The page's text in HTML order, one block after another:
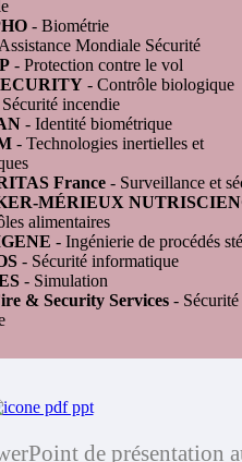
- Biométrie
Mondiale Sécurité
- Protection contre le vol
- Contrôle biologique
incendie
- Identité biométrique
- Technologies inertielles et
France - Surveillance et
MÉRIEUX
alimentaires
- Ingénierie de procédés
- Sécurité informatique
- Simulation
& Security Services - Sécurité
de présentation